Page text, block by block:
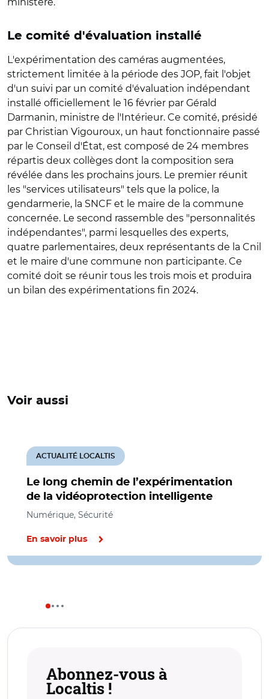
Le comité d'évaluation installé
L'expérimentation des caméras augmentées,
strictement limitée à la période des JOP, fait l'objet
d'un suivi par un comité d'évaluation indépendant
installé officiellement le 16 février par Gérald
Darmanin, ministre de l'Intérieur. Ce comité, présidé
par Christian Vigouroux, un haut fonctionnaire passé
par le Conseil d'État, est composé de 24 membres
répartis deux collèges dont la composition sera
révélée dans les prochains jours. Le premier réunit
les "services utilisateurs" tels que la police, la
gendarmerie, la SNCF et le maire de la commune
concernée. Le second rassemble des "personnalités
indépendantes", parmi lesquelles des experts,
quatre parlementaires, deux représentants de la Cnil
et le maire d'une commune non participante. Ce
comité doit se réunir tous les trois mois et produira
un bilan des expérimentations fin 2024.
Voir aussi
Le long chemin de l’expérimentation
de la vidéoprotection intelligente
ACTUALITÉ LOCALTIS
Numérique, Sécurité
En savoir plus
Abonnez-vous à
Localtis !